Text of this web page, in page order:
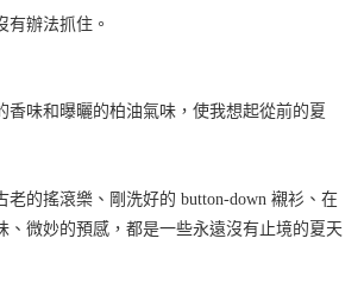
有辦法抓住。
香味和曝曬的柏油氣味，使我想起從前的夏
老的搖滾樂、剛洗好的 button-down 襯衫、在
、微妙的預感，都是一些永遠沒有止境的夏天